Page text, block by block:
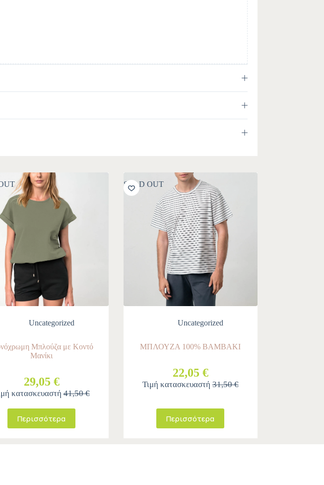
Uncategorized
Μπλούζα με Κοντό
Μανίκι
29,05 €
κατασκευαστή41,50 €
Περισσότερα
SOLD OUT
Uncategorized
ΜΠΛΟΥΖΑ 100% ΒΑΜΒΑΚΙ
22,05 €
Τιμή κατασκευαστή31,50 €
Περισσότερα